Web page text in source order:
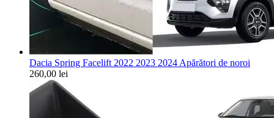
Dacia Spring Facelift 2022 2023 2024 Apărători de noroi
260,00 lei